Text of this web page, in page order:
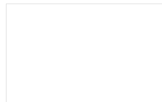
konusunda gelinler